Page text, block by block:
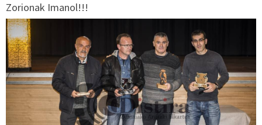
Zorionak Imanol!!!